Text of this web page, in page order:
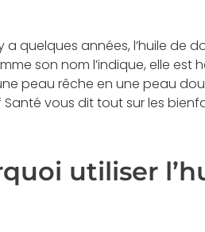
a quelques années, l’huile de
son nom l’indique, elle
peau rêche en une peau
vous dit tout sur les
utiliser